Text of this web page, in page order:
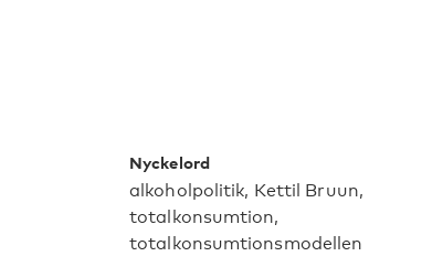
Nyckelord
alkoholpolitik, Kettil Bruun,
totalkonsumtion,
totalkonsumtionsmodellen